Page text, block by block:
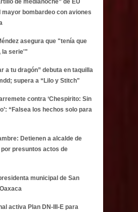
mayor bombardeo con aviones
asegura que "tenía que
la serie'"
a tu dragón” debuta en taquilla
supera a “Lilo y Stitch"
contra ‘Chespirito: Sin
“Falsea los hechos solo para
Detienen a alcalde de
presuntos actos de
municipal de San
activa Plan DN-III-E para